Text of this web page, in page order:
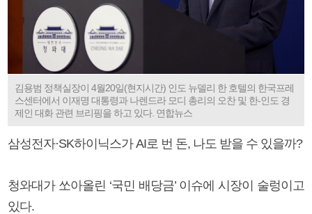
김용범 정책실장이 4월20일(현지시간) 인도 뉴델리 한 호텔의 한국프레
스센터에서 이재명 대통령과 나렌드라 모디 총리의 오찬 및 한-인도 경
제인 대화 관련 브리핑을 하고 있다. 연합뉴스
삼성전자·SK하이닉스가 AI로 번 돈, 나도 받을 수 있을까?
청와대가 쏘아올린 ‘국민 배당금’ 이슈에 시장이 술렁이고
있다.